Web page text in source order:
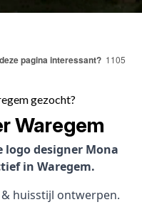
pagina interessant? 1105
gezocht?
Waregem
logo designer Mona
in Waregem.
huisstijl ontwerpen.